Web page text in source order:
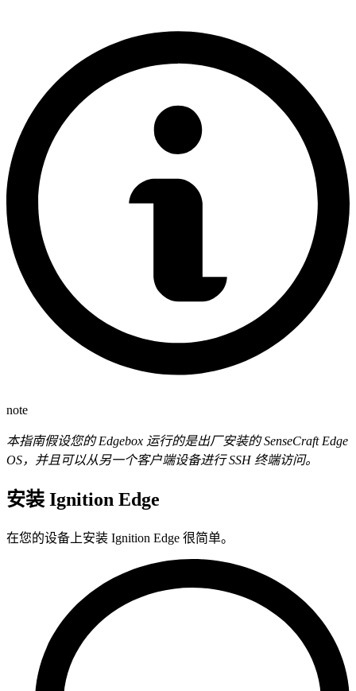
note
本指南假设您的 Edgebox 运行的是出厂安装的 SenseCraft Edge
OS，并且可以从另一个客户端设备进行 SSH 终端访问。
安装 Ignition Edge
在您的设备上安装 Ignition Edge 很简单。